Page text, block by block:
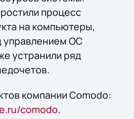
процесс
на компьютеры,
ОС
устранили ряд
компании Comodo:
comodo.